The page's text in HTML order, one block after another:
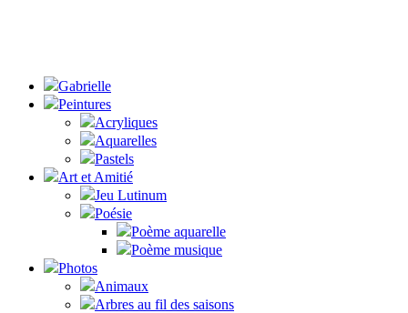
Gabrielle
Peintures
Acryliques
Aquarelles
Pastels
Art et Amitié
Jeu Lutinum
Poésie
Poème aquarelle
Poème musique
Photos
Animaux
Arbres au fil des saisons